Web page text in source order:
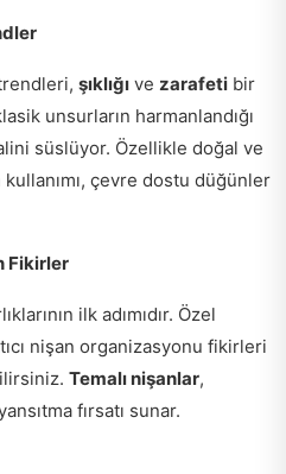
şıklığı ve zarafeti bir
unsurların harmanlandığı
süslüyor. Özellikle doğal ve
çevre dostu düğünler
Fikirler
ilk adımıdır. Özel
nişan organizasyonu fikirleri
Temalı nişanlar,
fırsatı sunar.